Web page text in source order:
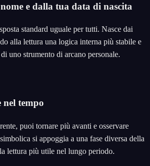
e dalla tua data di nascita
standard uguale per tutti. Nasce dai
alla lettura una logica interna più stabile e
uno strumento di arcano personale.
nel tempo
puoi tornare più avanti e osservare
si appoggia a una fase diversa della
lettura più utile nel lungo periodo.